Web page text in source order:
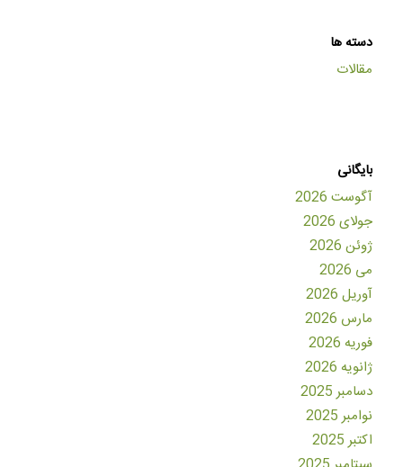
دسته ها
مقالات
بایگانی
آگوست 2026
جولای 2026
ژوئن 2026
می 2026
آوریل 2026
مارس 2026
فوریه 2026
ژانویه 2026
دسامبر 2025
نوامبر 2025
اکتبر 2025